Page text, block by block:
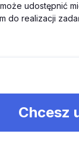
może udostępnić
do realizacji
Chcesz